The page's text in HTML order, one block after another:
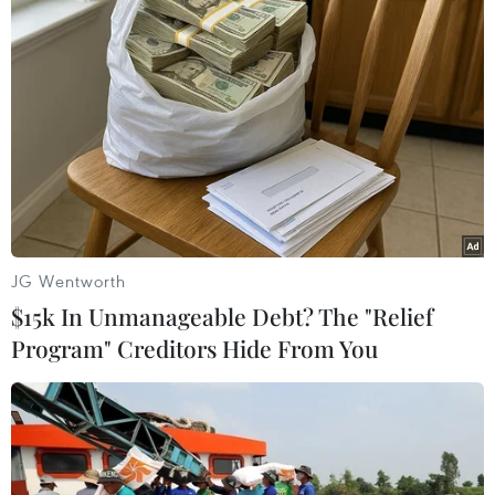
TIN LIÊN QUAN
JG Wentworth
$15k In Unmanageable Debt? The "Relief
Program" Creditors Hide From You